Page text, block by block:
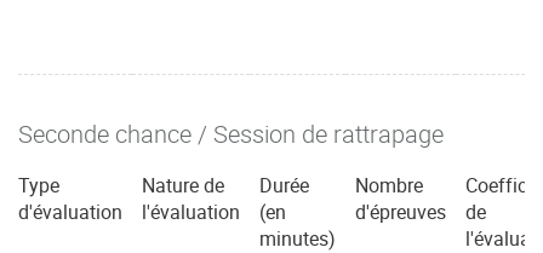
Seconde chance / Session de rattrapage
Type
d'évaluation
Nature de
l'évaluation
Durée
(en
minutes)
Nombre
d'épreuves
de